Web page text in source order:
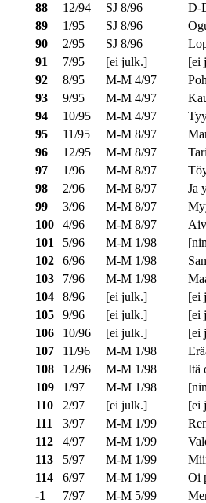
88
12/94 SJ 8/96
D-
89
1/95 SJ 8/96
90
2/95 SJ 8/96
91
7/95 [ei julk.]
[ei
92
8/95 M-M 4/97
93
9/95 M-M 4/97
94
10/95 M-M 4/97
95
11/95 M-M 8/97
96
12/95 M-M 8/97
97
1/96 M-M 8/97
98
2/96 M-M 8/97
Ja
99
3/96 M-M 8/97
100
4/96 M-M 8/97
101
5/96 M-M 1/98
102
6/96 M-M 1/98
103
7/96 M-M 1/98
104
8/96 [ei julk.]
[ei
105
9/96 [ei julk.]
[ei
106
10/96 [ei julk.]
[ei
107
11/96 M-M 1/98
108
12/96 M-M 1/98
Itä
109
1/97 M-M 1/98
110
2/97 [ei julk.]
[ei
111
3/97 M-M 1/99
112
4/97 M-M 1/99
113
5/97 M-M 1/99
114
6/97 M-M 1/99
Oi
-1
7/97 M-M 5/99